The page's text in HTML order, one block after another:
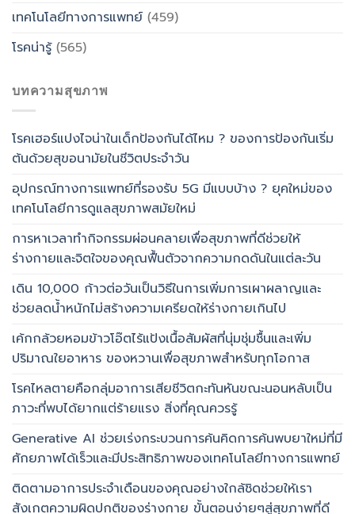
เทคโนโลยีทางการแพทย์ (459)
โรคน่ารู้(565)
บทความสุขภาพ
โรคเฮอร์แปงไจน่าในเด็กป้องกันได้ไหม ? ของการป้องกันเริ่ม
ต้นด้วยสุขอนามัยในชีวิตประจำวัน
อุปกรณ์ทางการแพทย์ที่รองรับ 5G มีแบบบ้าง ? ยุคใหม่ของ
เทคโนโลยีการดูแลสุขภาพสมัยใหม่
การหาเวลาทำกิจกรรมผ่อนคลายเพื่อสุขภาพที่ดีช่วยให้
ร่างกายและจิตใจของคุณฟื้นตัวจากความกดดันในแต่ละวัน
เดิน 10,000 ก้าวต่อวันเป็นวิธีในการเพิ่มการเผาผลาญและ
ช่วยลดน้ำหนักไม่สร้างความเครียดให้ร่างกายเกินไป
เค้กกล้วยหอมข้าวโอ๊ตไร้แป้งเนื้อสัมผัสที่นุ่มชุ่มชื้นและเพิ่ม
ปริมาณใยอาหาร ของหวานเพื่อสุขภาพสำหรับทุกโอกาส
โรคไหลตายคือกลุ่มอาการเสียชีวิตกะทันหันขณะนอนหลับเป็น
ภาวะที่พบได้ยากแต่ร้ายแรง สิ่งที่คุณควรรู้
Generative AI ช่วยเร่งกระบวนการค้นคิดการค้นพบยาใหม่ที่มี
ศักยภาพได้เร็วและมีประสิทธิภาพของเทคโนโลยีทางการแพทย์
ติดตามอาการประจำเดือนของคุณอย่างใกล้ชิดช่วยให้เรา
สังเกตความผิดปกติของร่างกาย ขั้นตอนง่ายๆสู่สุขภาพที่ดี